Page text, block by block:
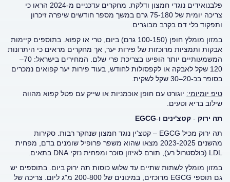
פלבנואידים נוגדי חמצון ודלקת. מחקרים עדכניים מ-2024 הראו כי
צריכה יומית של 75-180 גרם במשך מספר חודשים שיפרה זיכרון
ותפקוד כלי דם בקרב מבוגרים.
במזון מומלץ חופן (100-150 גרם) ביום, טרי או קפוא. בתוספים קיימות
אבקות ותמציות מרוכזות של פירות יער, אך מחקרים מראים כי היתרונות
המשמעותיים יותר הופיעו בצריכת פרי שלם. המחירים בישראל: 70–
120 שקל לאבקה או לקפסולות לחודש, בעוד פירות יער קפואים נמכרים
בסופר בכ-20–30 שקל לשקית.
טיפ יומיומי: יוגורט עם חופן אוכמניות או שייק עם פטל קפוא מהווה
שילוב בריא וטעים.
תה ירוק - קטצ'ינים ו-
EGCG
תה ירוק מכיל EGCG – קטצ'ין נוגד חמצון שנחקר רבות. סקירות
מהשנים 2023-2025 מצאו שהוא משפר פרופיל שומנים בדם, מפחית
LDL (כולסטרול רע), תורם לאיזון סוכר ומפחית נזקי DNA בתאים.
במזון מומלץ לשתות שתיים עד שלוש כוסות תה ירוק ביום. בתוספים יש
גם תוספי EGCG מרוכזים, במינונים של 200-800 מ"ג ליום. צריכה של